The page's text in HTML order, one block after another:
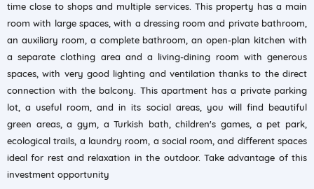
time close to shops and multiple services. This property has a main
room with large spaces, with a dressing room and private bathroom,
an auxiliary room, a complete bathroom, an open-plan kitchen with
a separate clothing area and a living-dining room with generous
spaces, with very good lighting and ventilation thanks to the direct
connection with the balcony. This apartment has a private parking
lot, a useful room, and in its social areas, you will find beautiful
green areas, a gym, a Turkish bath, children's games, a pet park,
ecological trails, a laundry room, a social room, and different spaces
ideal for rest and relaxation in the outdoor. Take advantage of this
investment opportunity